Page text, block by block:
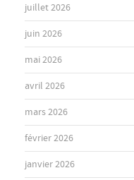
juillet 2026
juin 2026
mai 2026
avril 2026
mars 2026
février 2026
janvier 2026